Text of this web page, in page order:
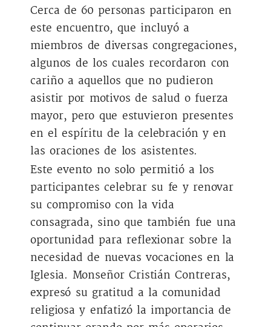
Cerca de 60 personas participaron en
este encuentro, que incluyó a
miembros de diversas congregaciones,
algunos de los cuales recordaron con
cariño a aquellos que no pudieron
asistir por motivos de salud o fuerza
mayor, pero que estuvieron presentes
en el espíritu de la celebración y en
las oraciones de los asistentes.
Este evento no solo permitió a los
participantes celebrar su fe y renovar
su compromiso con la vida
consagrada, sino que también fue una
oportunidad para reflexionar sobre la
necesidad de nuevas vocaciones en la
Iglesia. Monseñor Cristián Contreras,
expresó su gratitud a la comunidad
religiosa y enfatizó la importancia de